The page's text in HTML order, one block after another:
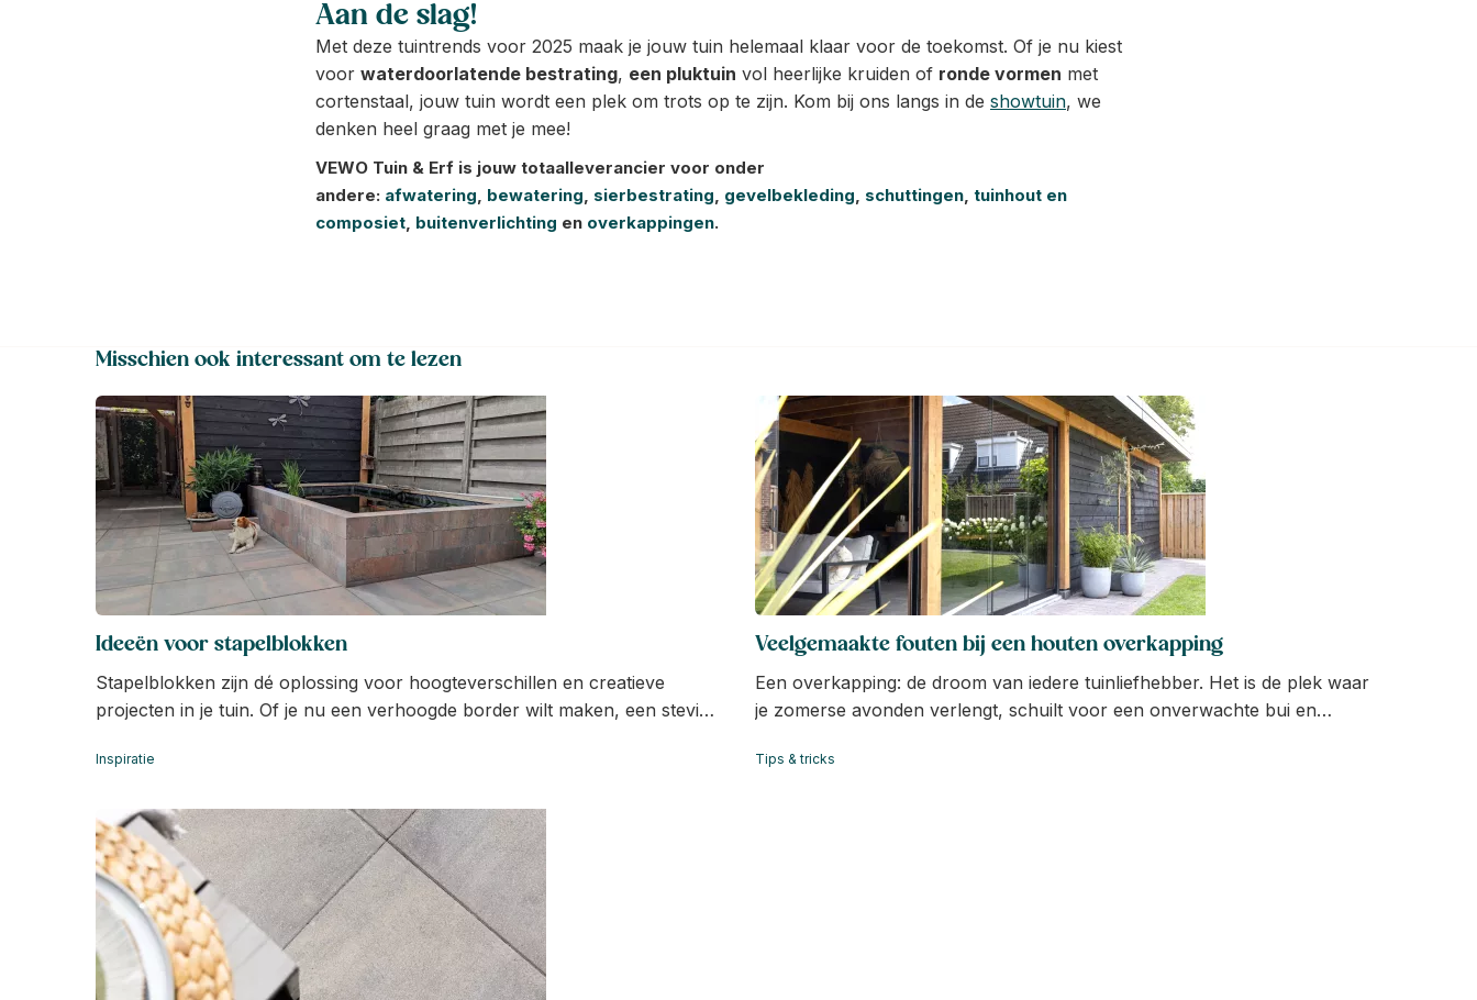
Aan de slag!
Met deze tuintrends voor 2025 maak je jouw tuin helemaal klaar voor de toekomst. Of je nu kiest
voor waterdoorlatende bestrating, een pluktuin vol heerlijke kruiden of ronde vormen met
cortenstaal, jouw tuin wordt een plek om trots op te zijn. Kom bij ons langs in de showtuin, we
denken heel graag met je mee!
VEWO Tuin & Erf is jouw totaalleverancier voor onder
andere: afwatering, bewatering, sierbestrating, gevelbekleding, schuttingen, tuinhout en
composiet, buitenverlichting en overkappingen.
Misschien ook interessant om te lezen
Ideeën voor stapelblokken
Stapelblokken zijn dé oplossing voor hoogteverschillen en creatieve
projecten in je tuin. Of je nu een verhoogde border wilt maken, een stevig
het allemaal. In dit artikel bespreken we wat stapelblokken zijn, welke
Inspiratie
Veelgemaakte fouten bij een houten overkapping
Een overkapping: de droom van iedere tuinliefhebber. Het is de plek waar
je zomerse avonden verlengt, schuilt voor een onverwachte bui en
regen. Maar de weg naar die perfecte overkapping is er één met valkuilen.
Tips & tricks